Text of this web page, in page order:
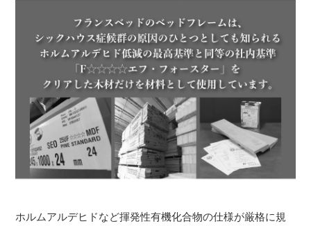
ホルムアルデヒドなど揮発性有機化合物の仕様が厳格に規